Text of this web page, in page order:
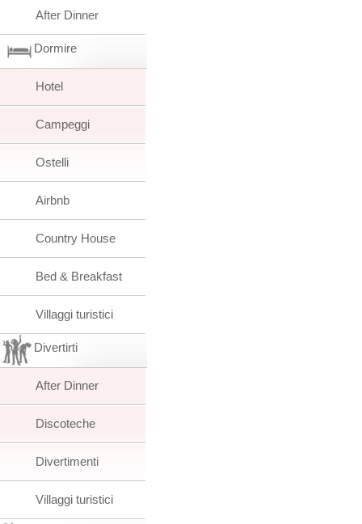
After Dinner
Dormire
Hotel
Campeggi
Ostelli
Airbnb
Country House
Bed & Breakfast
Villaggi turistici
Divertirti
After Dinner
Discoteche
Divertimenti
Villaggi turistici